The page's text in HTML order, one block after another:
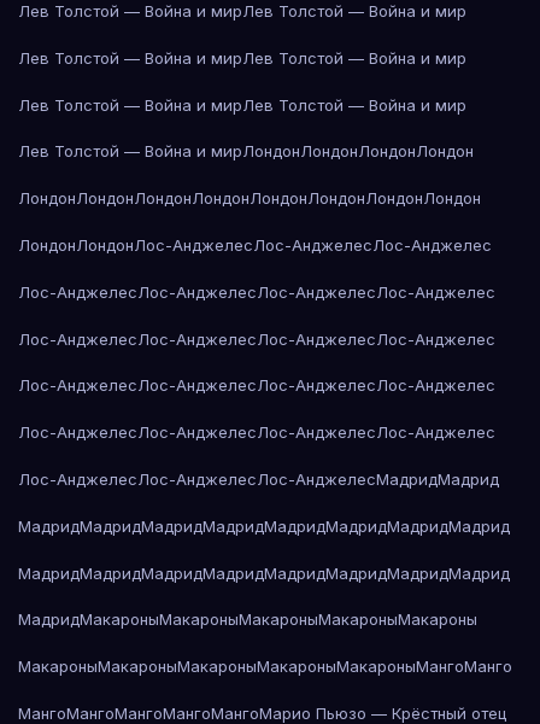
Лев Толстой — Война и мирЛев Толстой — Война и мир
Лев Толстой — Война и мирЛев Толстой — Война и мир
Лев Толстой — Война и мирЛев Толстой — Война и мир
Лев Толстой — Война и мирЛондонЛондонЛондонЛондон
ЛондонЛондонЛондонЛондонЛондонЛондонЛондонЛондон
ЛондонЛондонЛос-АнджелесЛос-АнджелесЛос-Анджелес
Лос-АнджелесЛос-АнджелесЛос-АнджелесЛос-Анджелес
Лос-АнджелесЛос-АнджелесЛос-АнджелесЛос-Анджелес
Лос-АнджелесЛос-АнджелесЛос-АнджелесЛос-Анджелес
Лос-АнджелесЛос-АнджелесЛос-АнджелесЛос-Анджелес
Лос-АнджелесЛос-АнджелесЛос-АнджелесМадридМадрид
МадридМадридМадридМадридМадридМадридМадридМадрид
МадридМадридМадридМадридМадридМадридМадридМадрид
МадридМакароныМакароныМакароныМакароныМакароны
МакароныМакароныМакароныМакароныМакароныМангоМанго
МангоМангоМангоМангоМангоМарио Пьюзо — Крёстный отец